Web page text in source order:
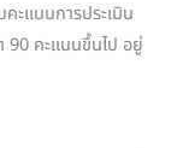
ะแนนการประเมิน
90 คะแนนขึ้นไป อยู่